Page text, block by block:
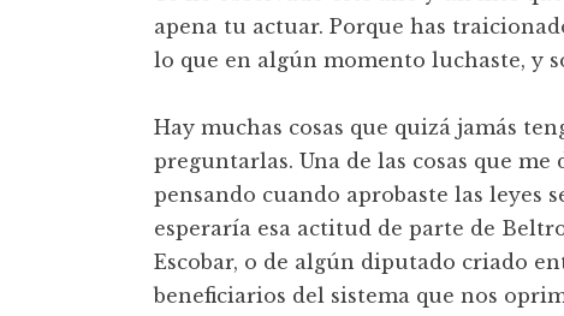
apena tu actuar. Porque has
lo que en algún momento luchaste, y
Hay muchas cosas que quizá jamás
preguntarlas. Una de las cosas que me
pensando cuando aprobaste las leyes
esperaría esa actitud de parte de
Escobar, o de algún diputado criado
beneficiarios del sistema que nos